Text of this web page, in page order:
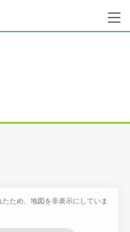
ため、地図を非表示にしていま